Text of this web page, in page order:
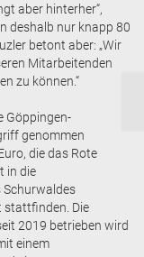
aber hinterher“,
deshalb nur knapp 80
betont aber: „Wir
Mitarbeitenden
zu können.“
Göppingen-
genommen
die das Rote
in die
Schurwaldes
stattfinden. Die
2019 betrieben wird
einem